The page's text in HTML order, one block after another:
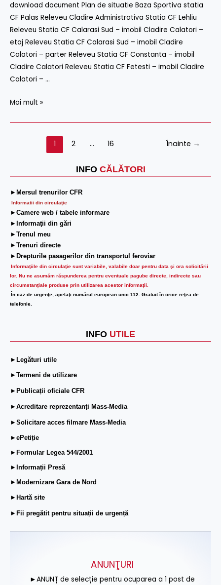
INFO CĂLĂTORI
►Mersul trenurilor CFR
Informatii din circulaţie
►Camere web / tabele informare
►Informaţii din gări
►Trenul meu
►Trenuri directe
►Drepturile pasagerilor din transportul feroviar
Informaţiile din circulaţie sunt variabile, valabile doar pentru data şi ora solicitării
lor. Nu ne asumăm răspunderea pentru eventuale pagube directe, indirecte sau
circumstanțiale produse prin utilizarea acestor informații.
În caz de urgenţe, apelaţi numărul european unic 112. Gratuit în orice reţea de
telefonie.
INFO UTILE
►Legături utile
►Termeni de utilizare
►Publicații oficiale CFR
►Acreditare reprezentanți Mass-Media
►Solicitare acces filmare Mass-Media
►ePetiție
►Formular Legea 544/2001
►Informații Presă
►Modernizare Gara de Nord
►Hartă site
►Fii pregătit pentru situații de urgență
download document Plan de situatie Baza Sportiva statia
CF Palas Releveu Cladire Administrativa Statia CF Lehliu
Releveu Statia CF Calarasi Sud – imobil Cladire Calatori –
etaj Releveu Statia CF Calarasi Sud – imobil Cladire
Calatori – parter Releveu Statia CF Constanta – imobil
Cladire Calatori Releveu Statia CF Fetesti – imobil Cladire
Calatori – …
si
terenuri)
–
29
Octombrie
2025
Mai mult »
1 2 … 16 Înainte →
ANUNŢURI
►ANUNȚ de selecție pentru ocuparea a 1 post de